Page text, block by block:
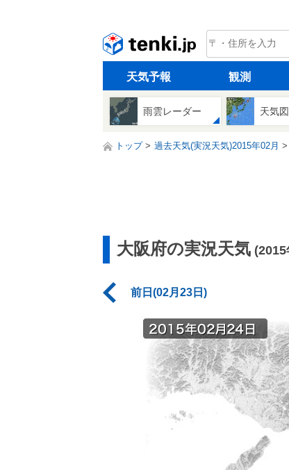
tenki.jp
天気予報 観測
雨雲レーダー 天気図
トップ 過去天気(実況天気)2015年02月
大阪府の実況天気
前日(02月23日)